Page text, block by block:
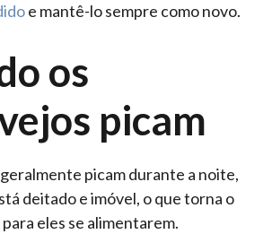
e mantê-lo sempre como novo.
os
picam
picam durante a noite,
deitado e imóvel, o que torna o
eles se alimentarem.